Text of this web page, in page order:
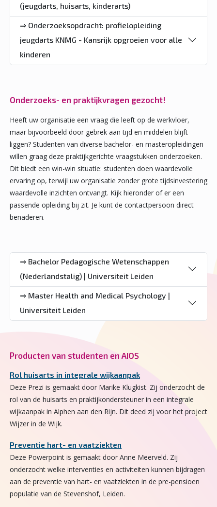
(jeugdarts, huisarts, kinderarts)
⇒ Onderzoeksopdracht: profielopleiding
jeugdarts KNMG - Kansrijk opgroeien voor alle
kinderen
Onderzoeks- en praktijkvragen gezocht!
Heeft uw organisatie een vraag die leeft op de werkvloer,
maar bijvoorbeeld door gebrek aan tijd en middelen blijft
liggen? Studenten van diverse bachelor- en masteropleidingen
willen graag deze praktijkgerichte vraagstukken onderzoeken.
Dit biedt een win-win situatie: studenten doen waardevolle
ervaring op, terwijl uw organisatie zonder grote tijdsinvestering
waardevolle inzichten ontvangt. Kijk hieronder of er een
passende opleiding bij zit. Je kunt de contactpersoon direct
benaderen.
⇒ Bachelor Pedagogische Wetenschappen
(Nederlandstalig) | Universiteit Leiden
⇒ Master Health and Medical Psychology |
Universiteit Leiden
Producten van studenten en AIOS
Rol huisarts in integrale wijkaanpak
Deze Prezi is gemaakt door Marike Klugkist. Zij onderzocht de
rol van de huisarts en praktijkondersteuner in een integrale
wijkaanpak in Alphen aan den Rijn. Dit deed zij voor het project
Wijzer in de Wijk.
Preventie hart- en vaatziekten
Deze Powerpoint is gemaakt door Anne Meerveld. Zij
onderzocht welke interventies en activiteiten kunnen bijdragen
aan de preventie van hart- en vaatziekten in de pre-pensioen
populatie van de Stevenshof, Leiden.